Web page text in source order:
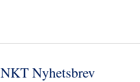
NKT Nyhetsbrev